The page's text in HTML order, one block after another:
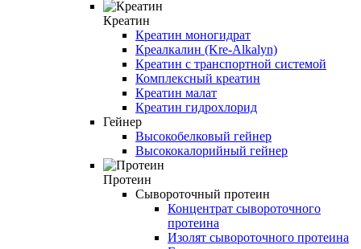
Креатин
Креатин моногидрат
Креалкалин (Kre-Alkalyn)
Креатин с транспортной системой
Комплексный креатин
Креатин малат
Креатин гидрохлорид
Гейнер
Высокобелковый гейнер
Высококалорийный гейнер
Протеин
Сывороточный протеин
Концентрат сывороточного
протеина
Изолят сывороточного протеина